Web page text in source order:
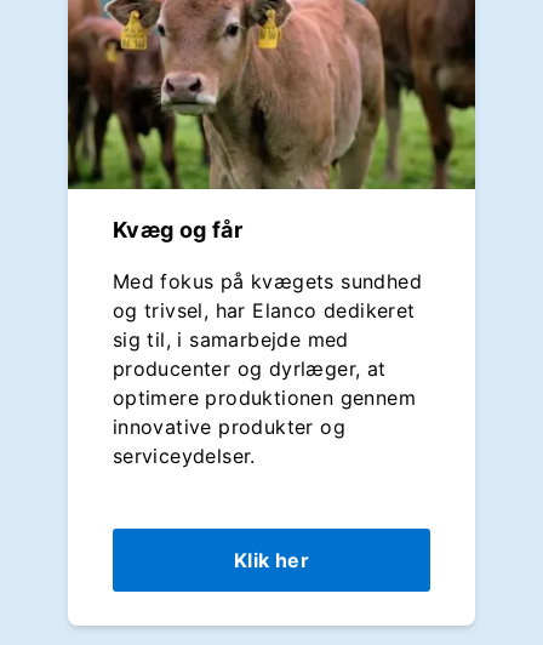
Kvæg og får
Med fokus på kvægets sundhed
og trivsel, har Elanco dedikeret
sig til, i samarbejde med
producenter og dyrlæger, at
optimere produktionen gennem
innovative produkter og
serviceydelser.
Klik her